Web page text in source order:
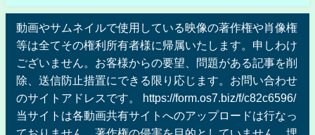
動画やサムネイルで使用している映像の著作権や肖像権
等は全てその権利所有者様に帰属いたします。申しわけ
ございません。お客様からの要望、問題がある記事を削
除、送信防止措置にできる限り応じます。お問い合わせ
のサイトアドレスです。 https://form.os7.biz/f/c82c6596/
当サイトは各動画共有サイトへのアップロードは行なっ